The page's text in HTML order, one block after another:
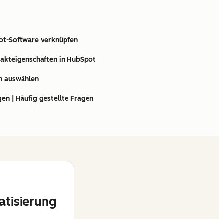
Software verknüpfen
in HubSpot
auswählen
| Häufig gestellte Fragen